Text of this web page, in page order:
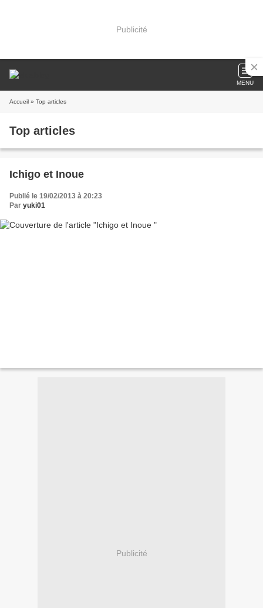
Publicité
MENU
Accueil » Top articles
Top articles
Ichigo et Inoue
Publié le 19/02/2013 à 20:23
Par yuki01
Publicité